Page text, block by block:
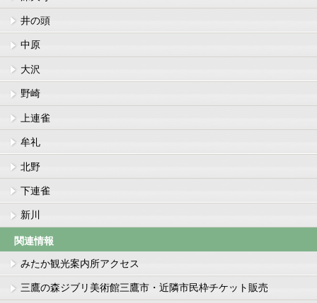
井の頭
中原
大沢
野崎
上連雀
牟礼
北野
下連雀
新川
関連情報
みたか観光案内所アクセス
三鷹の森ジブリ美術館三鷹市・近隣市民枠チケット販売